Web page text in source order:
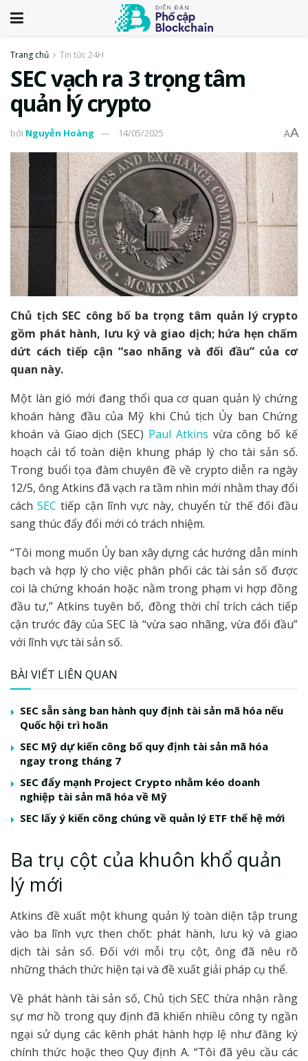
Trang chủ Tin tức 24H
SEC vạch ra 3 trọng tâm
quản lý crypto
bởi Nguyễn Hoàng 14/05/2025 AA
Chủ tịch SEC công bố ba trọng tâm quản lý crypto
gồm phát hành, lưu ký và giao dịch; hứa hẹn chấm
dứt cách tiếp cận “sao nhãng và đối đầu” của cơ
quan này.
Một làn gió mới đang thổi qua cơ quan quản lý chứng
khoán hàng đầu của Mỹ khi Chủ tịch Ủy ban Chứng
khoán và Giao dịch (SEC) Paul Atkins vừa công bố kế
hoạch cải tổ toàn diện khung pháp lý cho tài sản số.
Trong buổi tọa đàm chuyên đề về crypto diễn ra ngày
12/5, ông Atkins đã vạch ra tầm nhìn mới nhằm thay đổi
cáchSEC tiếp cận lĩnh vực này, chuyển từ thế đối đầu
sang thúc đẩy đổi mới có trách nhiệm.
“Tôi mong muốn Ủy ban xây dựng các hướng dẫn minh
bạch và hợp lý cho việc phân phối các tài sản số được
coi là chứng khoán hoặc nằm trong phạm vi hợp đồng
đầu tư,” Atkins tuyên bố, đồng thời chỉ trích cách tiếp
cận trước đây của SEC là “vừa sao nhãng, vừa đối đầu”
với lĩnh vực tài sản số.
BÀI VIẾT LIÊN QUAN
SEC sẵn sàng ban hành quy định tài sản mã hóa nếu
Quốc hội trì hoãn
SEC Mỹ dự kiến công bố quy định tài sản mã hóa
ngay trong tháng 7
SEC đẩy mạnh Project Crypto nhằm kéo doanh
nghiệp tài sản mã hóa về Mỹ
SEC lấy ý kiến công chúng về quản lý ETF thế hệ mới
Ba trụ cột của khuôn khổ quản
lý mới
Atkins đề xuất một khung quản lý toàn diện tập trung
vào ba lĩnh vực then chốt: phát hành, lưu ký và giao
dịch tài sản số. Đối với mỗi trụ cột, ông đã nêu rõ
những thách thức hiện tại và đề xuất giải pháp cụ thể.
Về phát hành tài sản số, Chủ tịch SEC thừa nhận rằng
sự mơ hồ trong quy định đã khiến nhiều công ty ngần
ngại sử dụng các kênh phát hành hợp lệ như đăng ký
chính thức hoặc theo Quy định A. “Tôi đã yêu cầu các